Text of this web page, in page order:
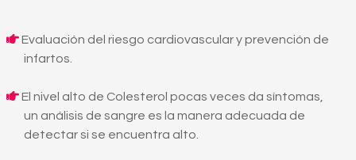
Evaluación del riesgo cardiovascular y prevención de
infartos.
El nivel alto de Colesterol pocas veces da síntomas,
un análisis de sangre es la manera adecuada de
detectar si se encuentra alto.